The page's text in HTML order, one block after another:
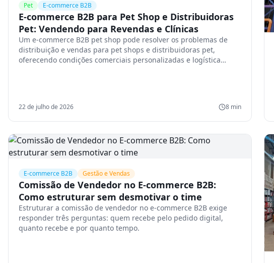
Pet E-commerce B2B
E-commerce B2B para Pet Shop e Distribuidoras
Pet: Vendendo para Revendas e Clínicas
Um e-commerce B2B pet shop pode resolver os problemas de
distribuição e vendas para pet shops e distribuidoras pet,
oferecendo condições comerciais personalizadas e logística
22 de julho de 2026 8 min
E-commerce B2B Gestão e Vendas
Comissão de Vendedor no E-commerce B2B:
Como estruturar sem desmotivar o time
Estruturar a comissão de vendedor no e-commerce B2B exige
responder três perguntas: quem recebe pelo pedido digital,
quanto recebe e por quanto tempo.